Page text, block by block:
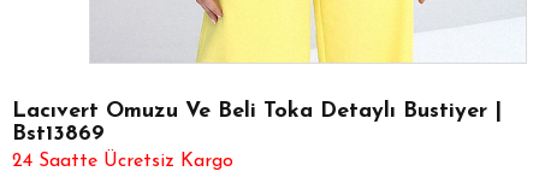
Lacıvert Omuzu Ve Beli Toka Detaylı Bustiyer |
Bst13869
24 Saatte Ücretsiz Kargo